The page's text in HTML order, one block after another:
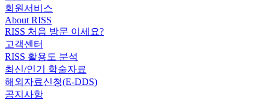
회원서비스
About RISS
RISS 처음 방문 이세요?
고객센터
RISS 활용도 분석
최신/인기 학술자료
해외자료신청(E-DDS)
공지사항